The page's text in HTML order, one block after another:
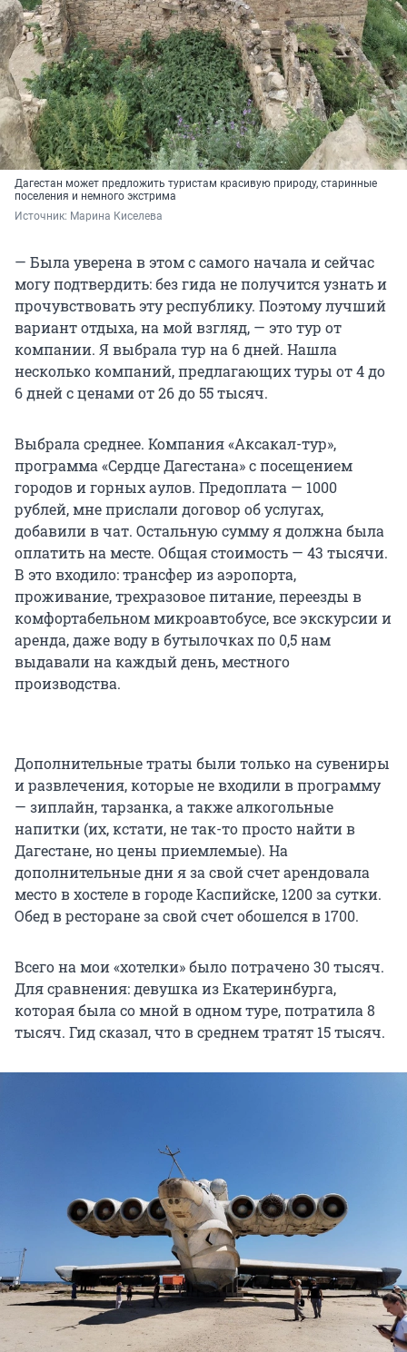
Дагестан может предложить туристам красивую природу, старинные
поселения и немного экстрима
Источник: Марина Киселева
— Была уверена в этом с самого начала и сейчас
могу подтвердить: без гида не получится узнать и
прочувствовать эту республику. Поэтому лучший
вариант отдыха, на мой взгляд, — это тур от
компании. Я выбрала тур на 6 дней. Нашла
несколько компаний, предлагающих туры от 4 до
6 дней с ценами от 26 до 55 тысяч.
Выбрала среднее. Компания «Аксакал-тур»,
программа «Сердце Дагестана» с посещением
городов и горных аулов. Предоплата — 1000
рублей, мне прислали договор об услугах,
добавили в чат. Остальную сумму я должна была
оплатить на месте. Общая стоимость — 43 тысячи.
В это входило: трансфер из аэропорта,
проживание, трехразовое питание, переезды в
комфортабельном микроавтобусе, все экскурсии и
аренда, даже воду в бутылочках по 0,5 нам
выдавали на каждый день, местного
производства.
Дополнительные траты были только на сувениры
и развлечения, которые не входили в программу
— зиплайн, тарзанка, а также алкогольные
напитки (их, кстати, не так-то просто найти в
Дагестане, но цены приемлемые). На
дополнительные дни я за свой счет арендовала
место в хостеле в городе Каспийске, 1200 за сутки.
Обед в ресторане за свой счет обошелся в 1700.
Всего на мои «хотелки» было потрачено 30 тысяч.
Для сравнения: девушка из Екатеринбурга,
которая была со мной в одном туре, потратила 8
тысяч. Гид сказал, что в среднем тратят 15 тысяч.